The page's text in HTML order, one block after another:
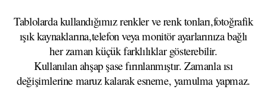
Tablolarda kullandığımız renkler ve renk tonları,fotoğrafik
ışık kaynaklarına,telefon veya monitör ayarlarınıza bağlı
her zaman küçük farklılıklar gösterebilir.
Kullanılan ahşap şase fırınlanmıştır. Zamanla ısı
değişimlerine maruz kalarak esneme, yamulma yapmaz.